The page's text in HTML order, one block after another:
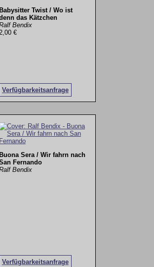
Twist / Wo ist
das Kätzchen
Bendix
2,00 €
Verfügbarkeitsanfrage
Buona Sera / Wir fahrn nach
Fernando
Bendix
Verfügbarkeitsanfrage